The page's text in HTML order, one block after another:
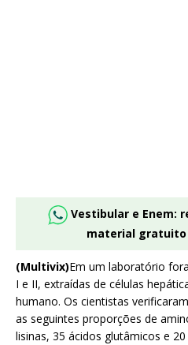
Vestibular e Enem:
material gratuito
(Multivix)Em um laboratório
I e II, extraídas de células
humano. Os cientistas
as seguintes proporções de
lisinas, 35 ácidos glutâmicos e